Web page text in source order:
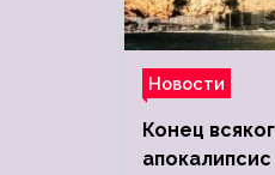
Новости
Конец